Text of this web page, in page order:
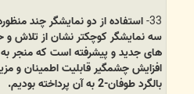
33-
سه نمایشگر کوچکتر نشان از تلاش و
های جدید و پیشرفته است که منجر
افزایش چشمگیر قابلیت اطمینان و
بالگرد طوفان-2 به آن پرداخته بودیم.